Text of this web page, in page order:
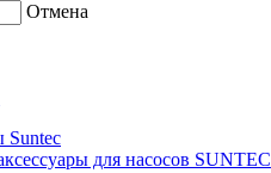
Отмена
Suntec
для насосов SUNTEC